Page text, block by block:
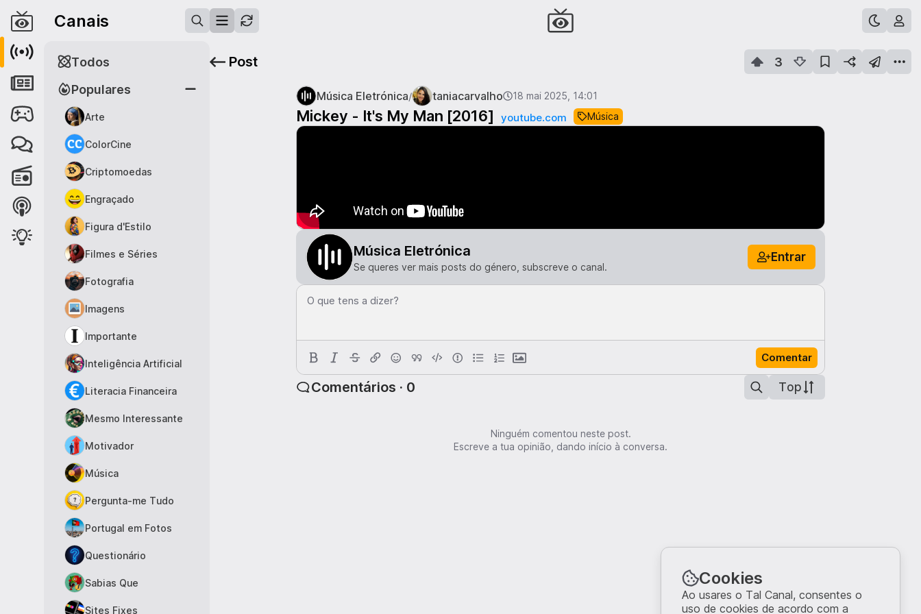
Canais
Populares
Arte
ColorCine
Criptomoedas
Engraçado
Figura d'Estilo
Filmes e Séries
Fotografia
Imagens
Importante
Inteligência Artificial
Literacia Financeira
Mesmo Interessante
Motivador
Música
Pergunta-me Tudo
Portugal em Fotos
Questionário
Sabias Que
Sites Fixes
Todos Post 3
Música Eletrónica/ taniacarvalho 18 mai 2025, 14:01
Mickey - It's My Man [2016] youtube.com Música
Música Eletrónica
Se queres ver mais posts do género, subscreve o canal.
Entrar
O que tens a dizer?
Comentar
Comentários · 0 Top
Ninguém comentou neste post.
Escreve a tua opinião, dando início à conversa.
Cookies
Ao usares o Tal Canal, consentes o
uso de cookies de acordo com a